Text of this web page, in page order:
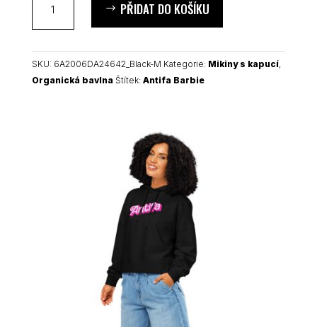
Barbie
dámská
mikina
množství
PŘIDAT DO KOŠÍKU
SKU: 6A2006DA24642_Black-M Kategorie: Mikiny s kapucí,
Organická bavlna Štítek: Antifa Barbie